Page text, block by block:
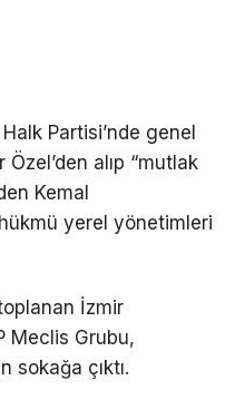
Partisi’nde genel
alıp “mutlak
Kemal
hükmü yerel yönetimleri
İzmir
Meclis Grubu,
sokağa çıktı.